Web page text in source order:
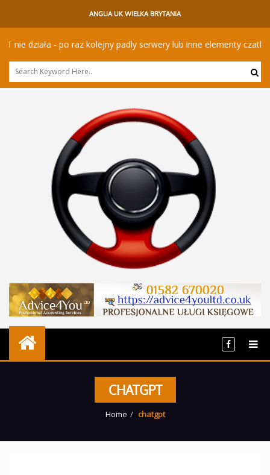
ANGLIA UK WIELKA BRYTANIA
działa - po raz kolejny padly serwery lub inne elementy czatbota
CHATGPT
Home chatgpt